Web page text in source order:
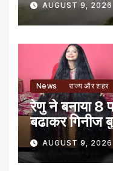
AUGUST 9, 2026
News राज्य और शहर
रेणु ने बनाया 8
बढाकर गिनीज
AUGUST 9, 2026